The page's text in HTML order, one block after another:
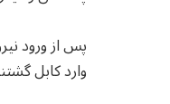
پس از ورود
وارد کابل